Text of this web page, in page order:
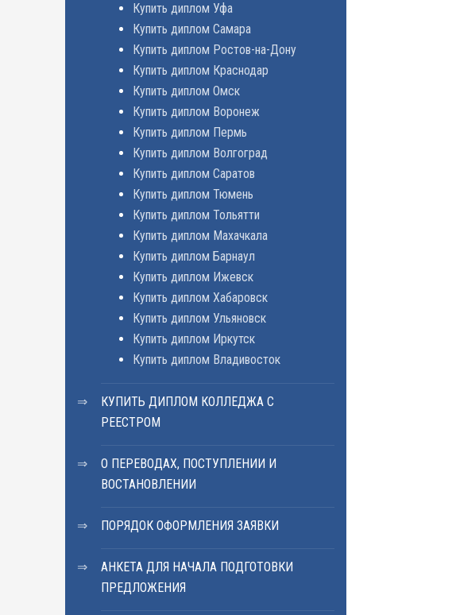
Купить диплом Уфа
Купить диплом Самара
Купить диплом Ростов-на-Дону
Купить диплом Краснодар
Купить диплом Омск
Купить диплом Воронеж
Купить диплом Пермь
Купить диплом Волгоград
Купить диплом Саратов
Купить диплом Тюмень
Купить диплом Тольятти
Купить диплом Махачкала
Купить диплом Барнаул
Купить диплом Ижевск
Купить диплом Хабаровск
Купить диплом Ульяновск
Купить диплом Иркутск
Купить диплом Владивосток
КУПИТЬ ДИПЛОМ КОЛЛЕДЖА С
РЕЕСТРОМ
О ПЕРЕВОДАХ, ПОСТУПЛЕНИИ И
ВОСТАНОВЛЕНИИ
ПОРЯДОК ОФОРМЛЕНИЯ ЗАЯВКИ
АНКЕТА ДЛЯ НАЧАЛА ПОДГОТОВКИ
ПРЕДЛОЖЕНИЯ